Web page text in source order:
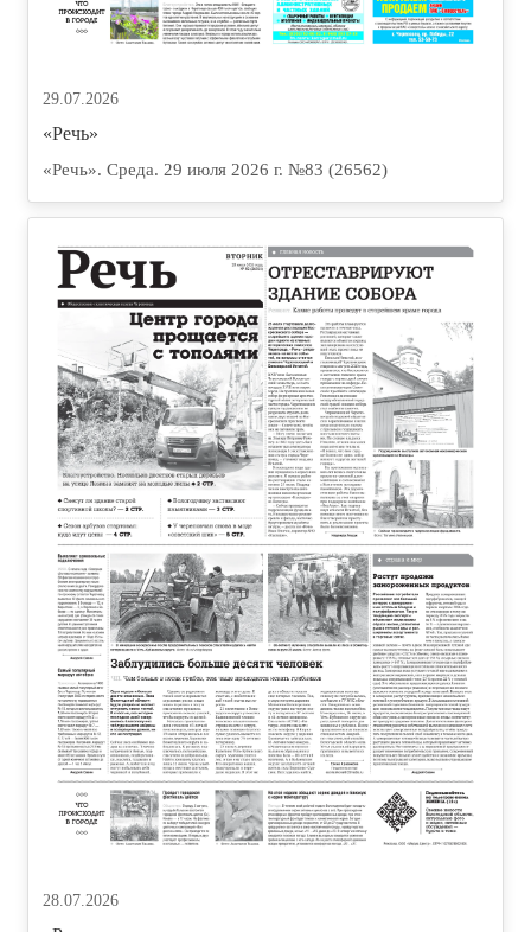
29.07.2026
«Речь»
«Речь». Среда. 29 июля 2026 г. №83 (26562)
28.07.2026